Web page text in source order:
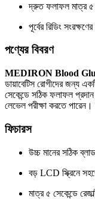
দ্রুত ফলাফল মাত্র ৫
পূর্বের রিডিং সংরক্ষণের
পণ্যের বিবরণ
MEDIRON Blood
ডায়াবেটিস রোগীদের জন্য
সেকেন্ডে সঠিক ফলাফল
লেভেল পরীক্ষা করতে
ফিচারস
উচ্চ মানের সঠিক
বড় LCD স্ক্রিনে
মাত্র ৫ সেকেন্ডে